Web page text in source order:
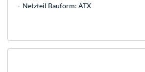
Netzteil Bauform: ATX